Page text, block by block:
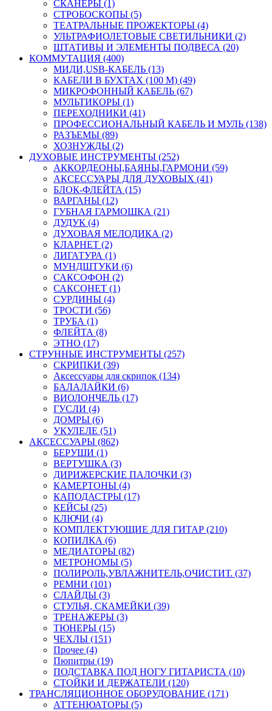
СКАНЕРЫ (1)
СТРОБОСКОПЫ (5)
ТЕАТРАЛЬНЫЕ ПРОЖЕКТОРЫ (4)
УЛЬТРАФИОЛЕТОВЫЕ СВЕТИЛЬНИКИ (2)
ШТАТИВЫ И ЭЛЕМЕНТЫ ПОДВЕСА (20)
КОММУТАЦИЯ (400)
МИДИ,USB-КАБЕЛЬ (13)
КАБЕЛИ В БУХТАХ (100 М) (49)
МИКРОФОННЫЙ КАБЕЛЬ (67)
МУЛЬТИКОРЫ (1)
ПЕРЕХОДНИКИ (41)
ПРОФЕССИОНАЛЬНЫЙ КАБЕЛЬ И МУЛЬ (138)
РАЗЪЕМЫ (89)
ХОЗНУЖДЫ (2)
ДУХОВЫЕ ИНСТРУМЕНТЫ (252)
АККОРДЕОНЫ,БАЯНЫ,ГАРМОНИ (59)
АКСЕССУАРЫ ДЛЯ ДУХОВЫХ (41)
БЛОК-ФЛЕЙТА (15)
ВАРГАНЫ (12)
ГУБНАЯ ГАРМОШКА (21)
ДУДУК (4)
ДУХОВАЯ МЕЛОДИКА (2)
КЛАРНЕТ (2)
ЛИГАТУРА (1)
МУНДШТУКИ (6)
САКСОФОН (2)
САКСОНЕТ (1)
СУРДИНЫ (4)
ТРОСТИ (56)
ТРУБА (1)
ФЛЕЙТА (8)
ЭТНО (17)
СТРУННЫЕ ИНСТРУМЕНТЫ (257)
СКРИПКИ (39)
Аксессуары для скрипок (134)
БАЛАЛАЙКИ (6)
ВИОЛОНЧЕЛЬ (17)
ГУСЛИ (4)
ДОМРЫ (6)
УКУЛЕЛЕ (51)
АКСЕССУАРЫ (862)
БЕРУШИ (1)
ВЕРТУШКА (3)
ДИРИЖЕРСКИЕ ПАЛОЧКИ (3)
КАМЕРТОНЫ (4)
КАПОДАСТРЫ (17)
КЕЙСЫ (25)
КЛЮЧИ (4)
КОМПЛЕКТУЮЩИЕ ДЛЯ ГИТАР (210)
КОПИЛКА (6)
МЕДИАТОРЫ (82)
МЕТРОНОМЫ (5)
ПОЛИРОЛЬ,УВЛАЖНИТЕЛЬ,ОЧИСТИТ. (37)
РЕМНИ (101)
СЛАЙДЫ (3)
СТУЛЬЯ, СКАМЕЙКИ (39)
ТРЕНАЖЕРЫ (3)
ТЮНЕРЫ (15)
ЧЕХЛЫ (151)
Прочее (4)
Пюпитры (19)
ПОДСТАВКА ПОД НОГУ ГИТАРИСТА (10)
СТОЙКИ И ДЕРЖАТЕЛИ (120)
ТРАНСЛЯЦИОННОЕ ОБОРУДОВАНИЕ (171)
АТТЕНЮАТОРЫ (5)